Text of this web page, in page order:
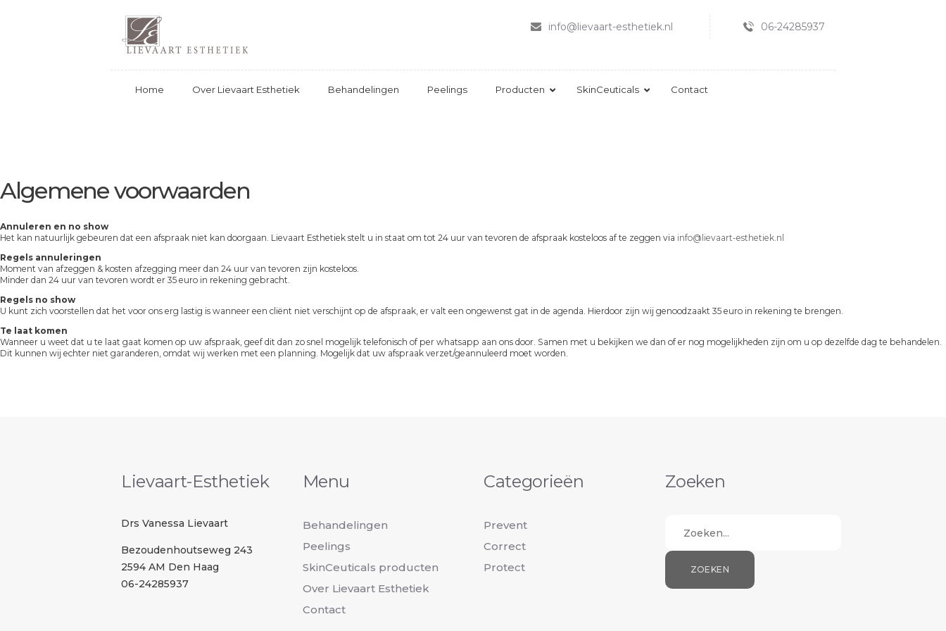
info@lievaart-esthetiek.nl 06-24285937
Home Over Lievaart Esthetiek Behandelingen Peelings Producten SkinCeuticals Contact
ESTHETIEK
BEHANDELINGEN
Algemene voorwaarden
Annuleren en no show
Het kan natuurlijk gebeuren dat een afspraak niet kan doorgaan. Lievaart Esthetiek stelt u in staat om tot 24 uur van tevoren de afspraak kosteloos af te zeggen via info@lievaart-esthetiek.nl
Regels annuleringen
Moment van afzeggen & kosten afzegging meer dan 24 uur van tevoren zijn kosteloos.
Minder dan 24 uur van tevoren wordt er 35 euro in rekening gebracht.
Regels no show
U kunt zich voorstellen dat het voor ons erg lastig is wanneer een cliënt niet verschijnt op de afspraak, er valt een ongewenst gat in de agenda. Hierdoor zijn wij genoodzaakt 35 euro in rekening te brengen.
Te laat komen
Wanneer u weet dat u te laat gaat komen op uw afspraak, geef dit dan zo snel mogelijk telefonisch of per whatsapp aan ons door. Samen met u bekijken we dan of er nog mogelijkheden zijn om u op dezelfde dag te behandelen.
Dit kunnen wij echter niet garanderen, omdat wij werken met een planning. Mogelijk dat uw afspraak verzet/geannuleerd moet worden.
Lievaart-Esthetiek
Drs Vanessa Lievaart
Bezoudenhoutseweg 243
2594 AM Den Haag
06-24285937
Menu
Behandelingen
Peelings
SkinCeuticals producten
Over Lievaart Esthetiek
Contact
Categorieën
Prevent
Correct
Protect
Zoeken
ZOEKEN